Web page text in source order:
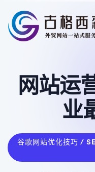
网站运
业
谷歌网站优化技巧 /